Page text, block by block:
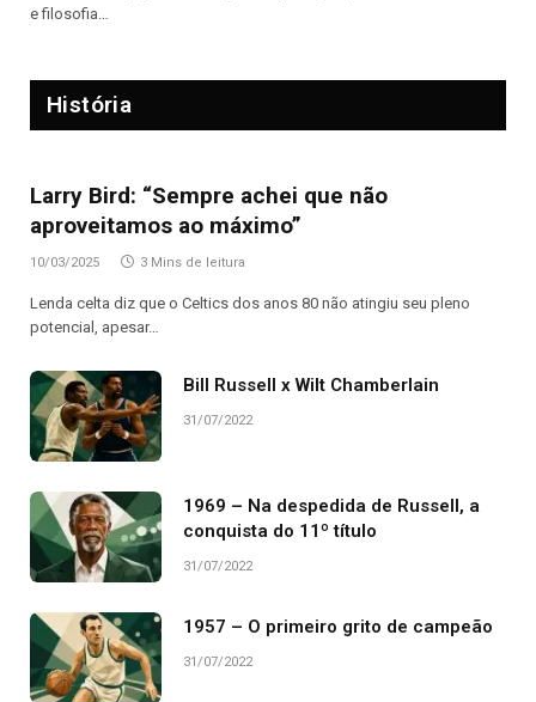
e filosofia…
História
Larry Bird: “Sempre achei que não
aproveitamos ao máximo”
10/03/2025 3 Mins de leitura
Lenda celta diz que o Celtics dos anos 80 não atingiu seu pleno
potencial, apesar…
Bill Russell x Wilt Chamberlain
31/07/2022
1969 – Na despedida de Russell, a
conquista do 11º título
31/07/2022
1957 – O primeiro grito de campeão
31/07/2022